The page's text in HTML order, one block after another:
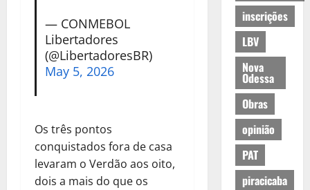
— CONMEBOL
Libertadores
(@LibertadoresBR)
May 5, 2026
Os três pontos
conquistados fora de casa
levaram o Verdão aos oito,
dois a mais do que os
inscrições
LBV
Nova
Odessa
Obras
opinião
PAT
piracicaba